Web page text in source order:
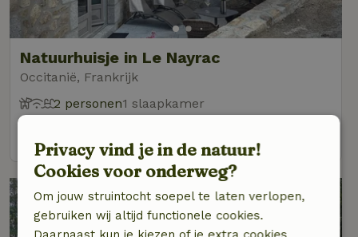
Natuurhuisje in Le Nayrac
Occitanië, Frankrijk
2 personen1 slaapkamer
Privacy vind je in de natuur!
Cookies voor onderweg?
Om jouw struintocht soepel te laten verlopen,
gebruiken wij altijd functionele cookies.